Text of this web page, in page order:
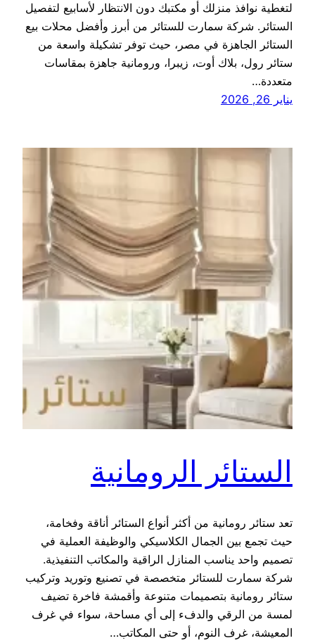
لتغطية نوافذ منزلك أو مكتبك دون الانتظار لأسابيع لتفصيل
الستائر. شركة سمارت للستائر من أبرز وأفضل محلات بيع
الستائر الجاهزة في مصر، حيث توفر تشكيلة واسعة من
ستائر رول، بلاك أوت، زيبرا، ورومانية جاهزة بمقاسات
متعددة…
يناير 26, 2026
الستائر الرومانية
تعد ستائر رومانية من أكثر أنواع الستائر أناقة وفخامة،
حيث تجمع بين الجمال الكلاسيكي والوظيفة العملية في
تصميم واحد يناسب المنازل الراقية والمكاتب التنفيذية.
شركة سمارت للستائر متخصصة في تصنيع وتوريد وتركيب
ستائر رومانية بتصميمات متنوعة وأقمشة فاخرة تضيف
لمسة من الرقي والدفء إلى أي مساحة، سواء في غرف
المعيشة، غرف النوم، أو حتى المكاتب…